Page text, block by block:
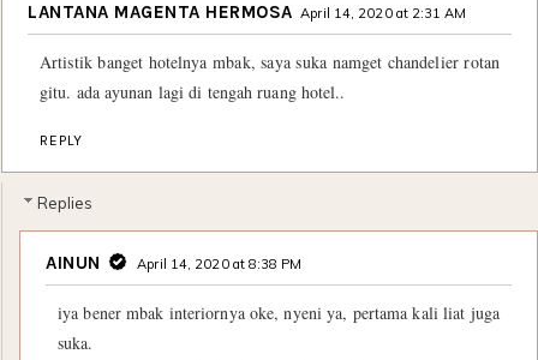
LANTANA MAGENTA HERMOSA April 14, 2020 at 2:31 AM
Artistik banget hotelnya mbak, saya suka namget chandelier rotan
gitu. ada ayunan lagi di tengah ruang hotel..
REPLY
Replies
AINUN April 14, 2020 at 8:38 PM
iya bener mbak interiornya oke, nyeni ya, pertama kali liat juga
suka.